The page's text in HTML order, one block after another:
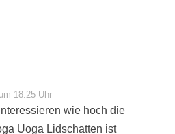
18:25 Uhr
wie hoch die
Uoga Lidschatten ist